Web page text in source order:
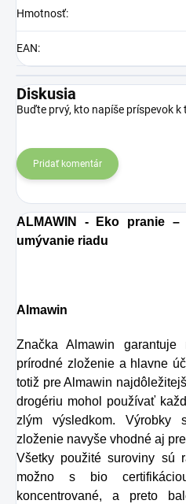
Hmotnosť:
EAN:
Diskusia
Buďte prvý, kto napíše príspevok k
Pridať komentár
ALMAWIN - Eko pranie
umývanie riadu
Almawin
Značka Almawin garantuje
prírodné zloženie a hlavne
totiž pre Almawin
drogériu mohol používať
zlým výsledkom. Výrobky
zloženie navyše vhodné aj
Všetky použité suroviny sú
možno s bio
koncentrované, a preto